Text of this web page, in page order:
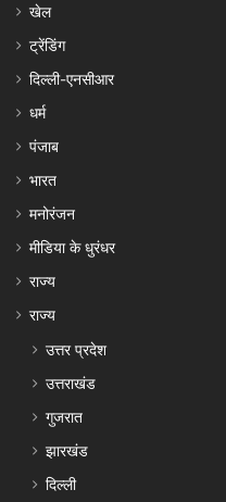
खेल
ट्रेंडिंग
दिल्ली-एनसीआर
धर्म
पंजाब
भारत
मनोरंजन
मीडिया के धुरंधर
राज्य
राज्य
उत्तर प्रदेश
उत्तराखंड
गुजरात
झारखंड
दिल्ली